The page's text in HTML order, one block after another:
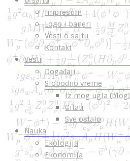
Impresum
Logo i baneri
Vesti o sajtu
Kontakt
Vesti
Događaji
Slobodno vreme
Iz mog ugla (blog)
Citati
Sve ostalo
Nauka
Ekologija
Ekonomija